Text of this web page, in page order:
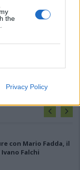
the
Privacy Policy
con Mario Fadda, il
Falchi